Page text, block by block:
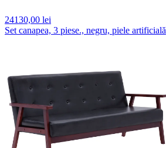
24130,00 lei
Set canapea, 3 piese., negru, piele artificială